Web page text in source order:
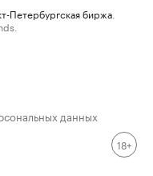
Петербургская биржа
данных
18+